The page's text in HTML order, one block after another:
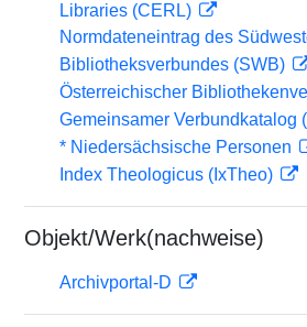
Libraries (CERL)
Normdateneintrag des
Bibliotheksverbundes (SWB)
Österreichischer
Gemeinsamer Verbundkatalog
* Niedersächsische Personen
Index Theologicus (IxTheo)
Objekt/Werk(nachweise)
Archivportal-D